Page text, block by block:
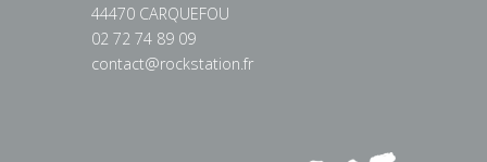
44470 CARQUEFOU
02 72 74 89 09
contact@rockstation.fr